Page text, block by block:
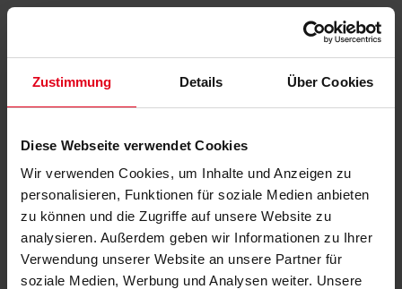
Zustimmung Details Über Cookies
Diese Webseite verwendet Cookies
Wir verwenden Cookies, um Inhalte und Anzeigen zu
personalisieren, Funktionen für soziale Medien anbieten
zu können und die Zugriffe auf unsere Website zu
analysieren. Außerdem geben wir Informationen zu Ihrer
Verwendung unserer Website an unsere Partner für
soziale Medien, Werbung und Analysen weiter. Unsere